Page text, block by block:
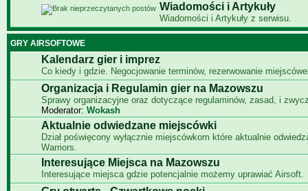
Wiadomości i Artykuły
Wiadomości i Artykuły z serwisu.
GRY AIRSOFTOWE
Kalendarz gier i imprez
Co kiedy i gdzie. Negocjowanie terminów, rezerwowanie
Organizacja i Regulamin gier na Mazowszu
Sprawy organizacyjne oraz dotyczące regulaminów, zasad, i
Moderator: Wokash
Aktualnie odwiedzane miejscówki
Dział poświęcony wyłącznie miejscówkom które aktualnie
Warriors.
Interesujące Miejsca na Mazowszu
Interesujące miejsca gdzie potencjalnie możemy uprawiać Airsoft.